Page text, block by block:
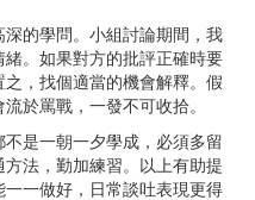
的學問。小組討論期間，我
。如果對方的批評正確時要
，找個適當的機會解釋。假
於罵戰，一發不可收拾。
是一朝一夕學成，必須多留
法，勤加練習。以上有助提
一做好，日常談吐表現更得